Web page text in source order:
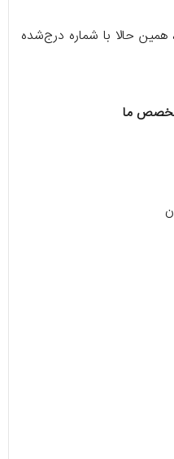
همین حالا با شماره درج‌شده
تخصص ما